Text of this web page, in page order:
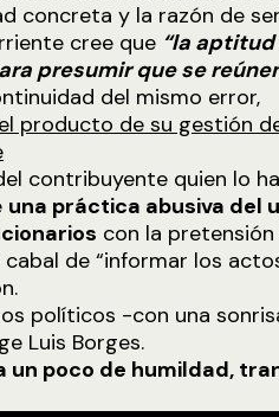
concreta y la razón de
cree que “la
presumir que se
del mismo error,
producto de su gestión
contribuyente quien lo
una práctica abusiva del
con la
de “informar los
políticos -con una
Luis Borges.
un poco de humildad,